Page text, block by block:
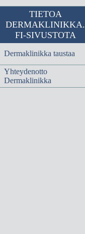
TIETOA
DERMAKLINIKKA.
FI-SIVUSTOTA
Dermaklinikka taustaa
Yhteydenotto
Dermaklinikka